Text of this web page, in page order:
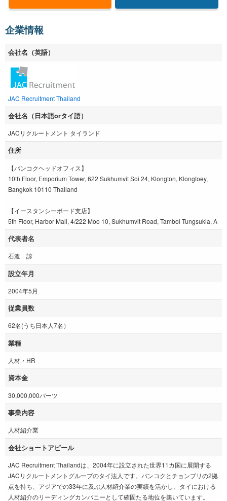
企業情報
会社名（英語）
JAC Recruitment Thailand
会社名（日本語orタイ語）
JACリクルートメント タイランド
住所
【バンコクヘッドオフィス】
10th Floor, Emporium Tower, 622 Sukhumvit Soi 24, Klongton, Klongtoey,
Bangkok 10110 Thailand
【イースタンシーボード支店】
5th Floor, Harbor Mall, 4/222 Moo 10, Sukhumvit Road, Tambol Tungsukla, A
代表者名
石渡 諒
設立年月
2004年5月
従業員数
62名(うち日本人7名）
業種
人材・HR
資本金
30,000,000バーツ
事業内容
人材紹介業
会社ショートアピール
JAC Recruitment Thailandは、2004年に設立された世界11カ国に展開する
JACリクルートメントグループのタイ法人です。バンコクとチョンブリの2拠
点を持ち、アジアでの33年に及ぶ人材紹介業の実績を活かし、タイにおける
人材紹介のリーディングカンパニーとして確固たる地位を築いています。